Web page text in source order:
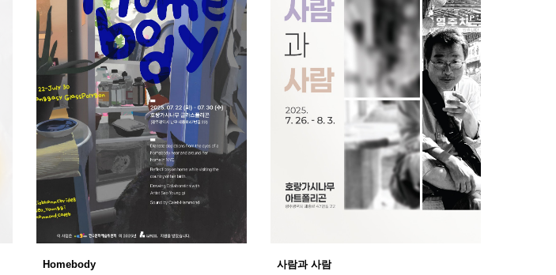
Homebody 사람과 사람